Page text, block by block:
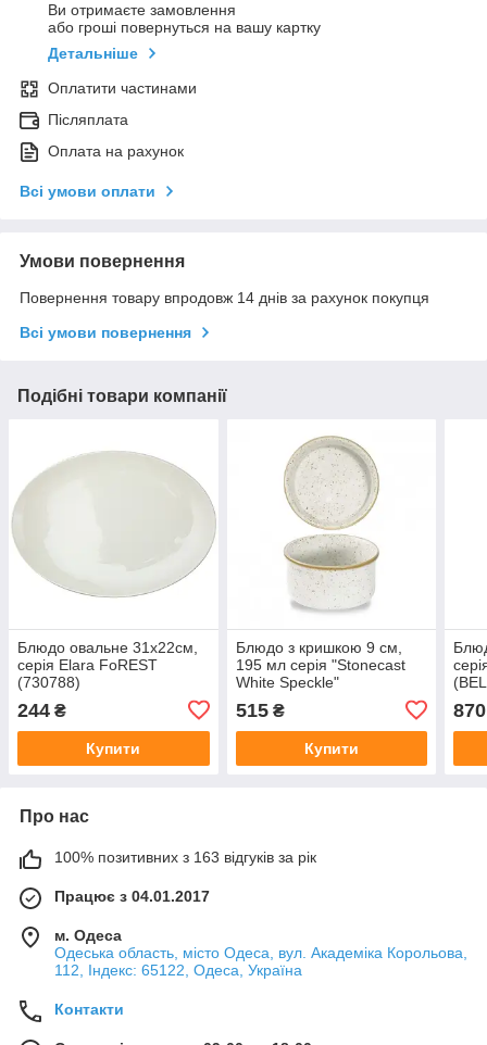
Ви отримаєте замовлення
або гроші повернуться на вашу картку
Детальніше
Оплатити частинами
Післяплата
Оплата на рахунок
Всі умови оплати
Умови повернення
Повернення товару впродовж 14 днів за рахунок покупця
Всі умови повернення
Подібні товари компанії
Блюдо овальне 31х22см,
серія Elara FoREST
(730788)
244 ₴
Купити
Блюдо з кришкою 9 см,
195 мл серія "Stonecast
White Speckle"
515₴
Купити
870
Про нас
100% позитивних з 163 відгуків за рік
Працює з 04.01.2017
м. Одеса
Одеська область, місто Одеса, вул. Академіка Корольова,
112, Індекс: 65122, Одеса, Україна
Контакти